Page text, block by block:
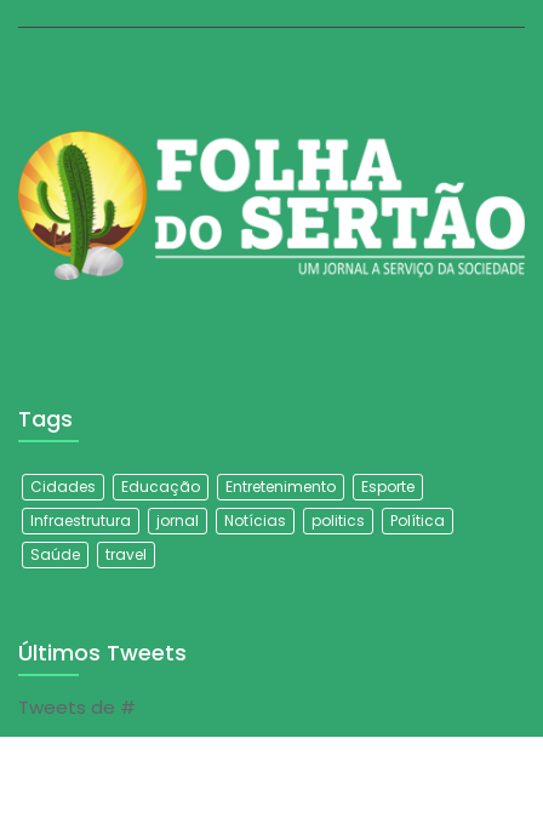
Tags
Cidades Educação Entretenimento
Esporte
Infraestrutura
jornal Notícias politics
Política
Saúde
travel
Últimos Tweets
Tweets de #